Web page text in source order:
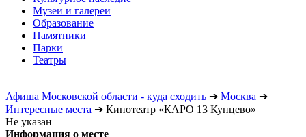
Музеи и галереи
Образование
Памятники
Парки
Театры
Афиша Московской области - куда сходить ➔ Москва ➔
Интересные места ➔ Кинотеатр «КАРО 13 Кунцево»
Не указан
Информация о месте